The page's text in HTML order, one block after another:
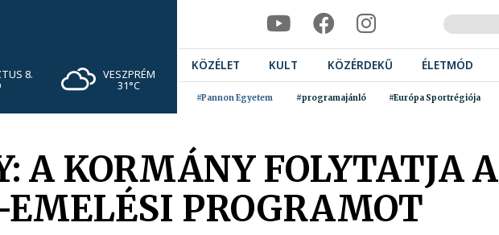
8. VESZPRÉM
31°C
KÖZÉLET KULT KÖZÉRDEKŰ ÉLETMÓD
#Pannon Egyetem #programajánló #Európa Sportrégiója
A KORMÁNY FOLYTATJA A
EMELÉSI PROGRAMOT